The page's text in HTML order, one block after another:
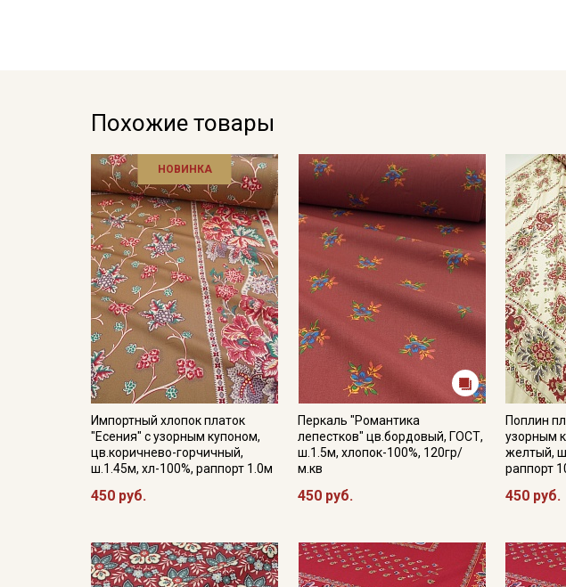
- стирка до 40C;
- использовать
- сушить в
Цветопередача
в зависимости от
Похожие товары
НОВИНКА
Импортный хлопок платок
"Есения" с узорным купоном,
цв.коричнево-горчичный,
ш.1.45м, хл-100%, раппорт 1.0м
450 руб.
Перкаль "Романтика
лепестков" цв.бордовый, ГОСТ,
ш.1.5м, хлопок-100%, 120гр/
м.кв
450 руб.
Поплин
узорным
желтый,
раппорт
450 руб.
Мы